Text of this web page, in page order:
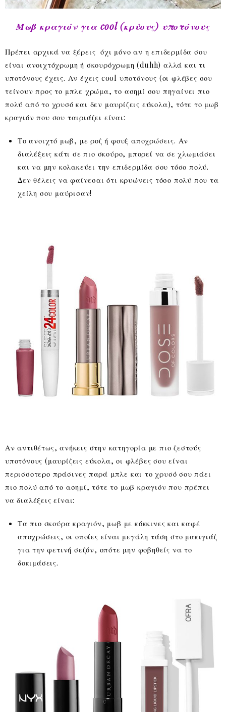
Μωβ κραγιόν για cool (κρύους) υποτόνους
Πρέπει αρχικά να ξέρεις όχι μόνο αν η επιδερμίδα σου
είναι ανοιχτόχρωμη ή σκουρόχρωμη (duhh) αλλά και τι
υποτόνους έχεις. Αν έχεις cool υποτόνους (οι φλέβες σου
τείνουν προς το μπλε χρώμα, το ασημί σου πηγαίνει πιο
πολύ από το χρυσό και δεν μαυρίζεις εύκολα), τότε το μωβ
κραγιόν που σου ταιριάζει είναι:
Το ανοιχτό μωβ, με ροζ ή φουξ αποχρώσεις. Αν
διαλέξεις κάτι σε πιο σκούρο, μπορεί να σε χλωμιάσει
και να μην κολακεύει την επιδερμίδα σου τόσο πολύ.
Δεν θέλεις να φαίνεσαι ότι κρυώνεις τόσο πολύ που τα
χείλη σου μαύρισαν!
Αν αντιθέτως, ανήκεις στην κατηγορία με πιο ζεστούς
υποτόνους (μαυρίζεις εύκολα, οι φλέβες σου είναι
περισσοτερο πράσινες παρά μπλε και το χρυσό σου πάει
πιο πολύ από το ασημί, τότε το μωβ κραγιόν που πρέπει
να διαλέξεις είναι:
Τα πιο σκούρα κραγιόν, μωβ με κόκκινες και καφέ
αποχρώσεις, οι οποίες είναι μεγάλη τάση στο μακιγιάζ
για την φετινή σεζόν, οπότε μην φοβηθείς να το
δοκιμάσεις.